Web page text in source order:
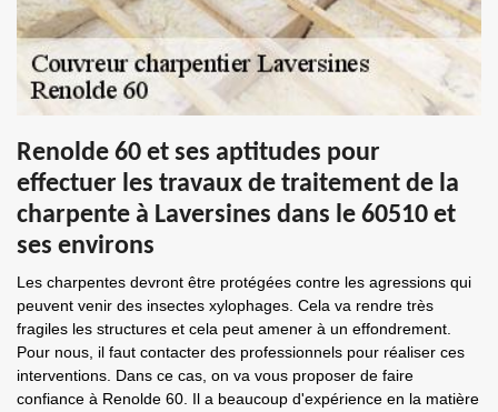
Renolde 60 et ses aptitudes pour
effectuer les travaux de traitement de la
charpente à Laversines dans le 60510 et
ses environs
Les charpentes devront être protégées contre les agressions qui
peuvent venir des insectes xylophages. Cela va rendre très
fragiles les structures et cela peut amener à un effondrement.
Pour nous, il faut contacter des professionnels pour réaliser ces
interventions. Dans ce cas, on va vous proposer de faire
confiance à Renolde 60. Il a beaucoup d'expérience en la matière